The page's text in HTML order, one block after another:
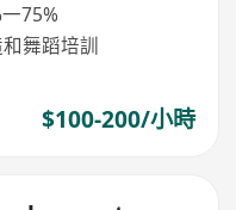
75%
舞蹈培訓
$100-200/小時